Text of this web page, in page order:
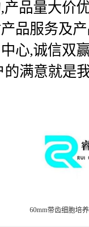
产品量大价
品服务及
心,诚信双
满意就是
60mm带齿细胞培